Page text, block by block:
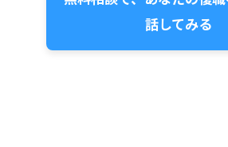
話してみる